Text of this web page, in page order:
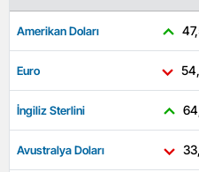
Amerikan Doları
Euro
İngiliz Sterlini
Avustralya Doları